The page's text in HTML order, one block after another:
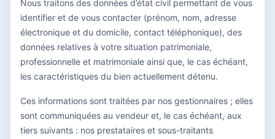
Nous traitons des données d’état civil permettant de vous
identifier et de vous contacter (prénom, nom, adresse
électronique et du domicile, contact téléphonique), des
données relatives à votre situation patrimoniale,
professionnelle et matrimoniale ainsi que, le cas échéant,
les caractéristiques du bien actuellement détenu.
Ces informations sont traitées par nos gestionnaires ; elles
sont communiquées au vendeur et, le cas échéant, aux
tiers suivants : nos prestataires et sous-traitants